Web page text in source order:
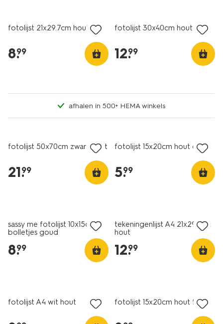
fotolijst 21x29.7cm hout dun
8.
99
fotolijst 30x40cm hout dun
12.
99
afhalen in 500+ HEMA winkels
fotolijst 50x70cm zwart hout
21.
99
fotolijst 15x20cm hout dun
5.
99
sassy me fotolijst 10x15cm
bolletjes goud
8.
99
tekeningenlijst A4 21x29.7cm
hout
12.
99
fotolijst A4 wit hout fotolijst 15x20cm hout facet